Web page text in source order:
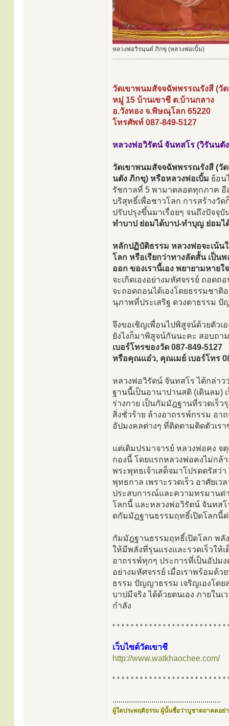
หลวงพ่อวิรนฺนตํ ภิกขุ (หลวงพ่อเบิ้ม)
............................................................................
วัดเขาพนมสัจจฉัพพรรณรังสี (วัด
หมู่ 15 บ้านเขาชี ต.บ้านกลาง
อ.วังทอง จ.พิษณุโลก 65220
โทรศัพท์ 087-849-5127
หลวงพ่อวิรัตน์ จันทสโร (วิรันนตั
วัดเขาพนมสัจจฉัพพรรณรังสี (วั
นตัง ภิกขุ) หรือหลวงพ่อเบิ้ม ย้อน
รัชกาลที่ 5 พามาตลอดทุกภาค
บริสุทธิ์เพื่อชาวโลก การสร้างวัด
ปรับปรุงขึ้นมาเรื่อยๆ จนถึงปัจจุ
ทำบาป ย่อมได้บาป-ทำบุญ ย่อมไ
หลักปฏิบัติธรรม หลวงพ่อจะเน้
โลก หรือเรียกว่าทางลัดสั้น เป็น
ออก ของเรานี้เอง พยายามหาย
จะเกิดเองอย่างมหัศจรรย์ ถอด
จะถอดถอนได้เองโดยธรรมชาติ
นุภาพที่ประเสริฐ ดวงตาธรรม
จึงขอเชิญเพื่อนไปพิสูจน์ด้วยตัวเ
ยังไงก็มาพิสูจน์กันนะคะ สอบถาม
เบอร์โทรของวัด 087-849-5127
หรือคุณแอ๋ว, คุณเมย์ เบอร์โทร
หลวงพ่อวิรัตน์ จันทสโร ได้กล่าว
ฐานนี้เป็นอานาปานสติ (เดินลม)
ร่างกาย เป็นกัมมัฎฐานที่รวดเร็
สิ่งชั่วร้าย ล้างอาถรรพ์กรรม อา
อัปมงคลต่างๆ ที่ติดตามติดตัวเร
แต่เดิมปรมาจารย์ หลวงพ่อคง จ
กองนี้ โดยแรกหลวงพ่อคงไม่กล้
พระพุทธเจ้าเสด็จมาโปรดตรัสว่
พุทธกาล เพราะรวดเร็ว อาศัยเ
ประสบการณ์และความทรมานต่
โลกนี้ และหลวงพ่อวิรัตน์ จันทส
ดกัมมัฎฐานธรรมฤทธิ์เปิดโลกนี้
กัมมัฎฐานธรรมฤทธิ์เปิดโลก พลั
ให้มีพลังที่รุนแรงและรวดเร็วให้
อาถรรพ์ทุกๆ ประการที่เป็นอัปม
อย่างมหัศจรรย์ เมื่อเราพร้อมด้
ธรรม ปัญญาธรรม เจริญเองโด
บาปมีจริง ได้ด้วยตนเอง ภายใน
กำลัง
* * * * * * * * * * * * * * * * * * * * * * * * *
เว็บไซต์วัดเขาชี
http://www.watkhaochee.com/
* * * * * * * * * * * * * * * * * * * * * * * * *
.....................................................
ผู้ใดประพฤติธรรม ผู้นั้นชื่อว่าบูชาตถาคตอย่า